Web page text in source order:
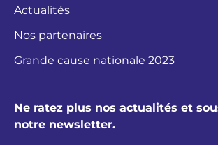
Actualités
Nos partenaires
Grande cause nationale 2023
Ne ratez plus nos actualités et
notre newsletter.